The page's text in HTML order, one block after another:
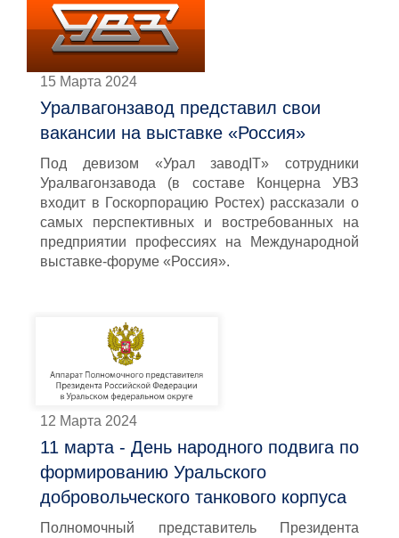
15 Марта 2024
Уралвагонзавод представил свои
вакансии на выставке «Россия»
Под девизом «Урал заводIT» сотрудники
Уралвагонзавода (в составе Концерна УВЗ
входит в Госкорпорацию Ростех) рассказали о
самых перспективных и востребованных на
предприятии профессиях на Международной
выставке-форуме «Россия».
12 Марта 2024
11 марта - День народного подвига по
формированию Уральского
добровольческого танкового корпуса
Полномочный представитель Президента